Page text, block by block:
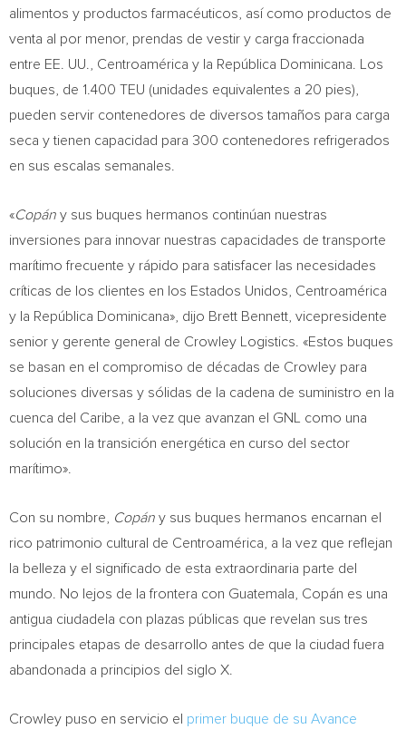
alimentos y productos farmacéuticos, así como productos de
venta al por menor, prendas de vestir y carga fraccionada
entre EE. UU., Centroamérica y la República Dominicana. Los
buques, de 1.400 TEU (unidades equivalentes a 20 pies),
pueden servir contenedores de diversos tamaños para carga
seca y tienen capacidad para 300 contenedores refrigerados
en sus escalas semanales.
«Copán y sus buques hermanos continúan nuestras
inversiones para innovar nuestras capacidades de transporte
marítimo frecuente y rápido para satisfacer las necesidades
críticas de los clientes en los Estados Unidos, Centroamérica
y la República Dominicana», dijo Brett Bennett , vicepresidente
senior y gerente general de Crowley Logistics. «Estos buques
se basan en el compromiso de décadas de Crowley para
soluciones diversas y sólidas de la cadena de suministro en la
cuenca del Caribe, a la vez que avanzan el GNL como una
solución en la transición energética en curso del sector
marítimo».
Con su nombre, Copán y sus buques hermanos encarnan el
rico patrimonio cultural de Centroamérica, a la vez que reflejan
la belleza y el significado de esta extraordinaria parte del
mundo. No lejos de la frontera con Guatemala , Copán es una
antigua ciudadela con plazas públicas que revelan sus tres
principales etapas de desarrollo antes de que la ciudad fuera
abandonada a principios del siglo X.
Crowley puso en servicio el primer buque de su Avance